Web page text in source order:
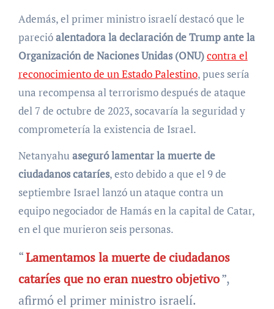
Además, el primer ministro israelí destacó que le
parecióalentadora la declaración de Trump ante la
Organización de Naciones Unidas (ONU)contra el
reconocimiento de un Estado Palestino, pues sería
una recompensa al terrorismo después de ataque
del 7 de octubre de 2023, socavaría la seguridad y
comprometería la existencia de Israel.
Netanyahu aseguró lamentar la muerte de
ciudadanos cataríes, esto debido a que el 9 de
septiembre Israel lanzó un ataque contra un
equipo negociador de Hamás en la capital de Catar,
en el que murieron seis personas.
“Lamentamos la muerte de ciudadanos
cataríes que no eran nuestro objetivo”,
afirmó el primer ministro israelí.